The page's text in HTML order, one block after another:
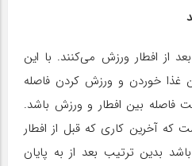
از افطار ورزش می‌کنند. با این
غذا خوردن و ورزش کردن فاصله
فاصله بین افطار و ورزش باشد.
که آخرین کاری که قبل از افطار
بدین ترتیب بعد از به پایان